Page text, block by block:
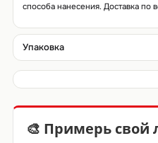
способа нанесения. Доставка по
Упаковка
🎨 Примерь свой